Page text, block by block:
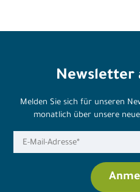
Newsletter
Melden Sie sich für unseren
monatlich über unsere